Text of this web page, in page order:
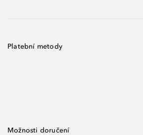
Platební metody
Možnosti doručení